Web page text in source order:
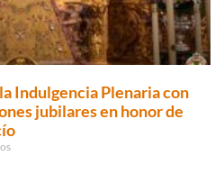
Indulgencia Plenaria con
jubilares en honor de